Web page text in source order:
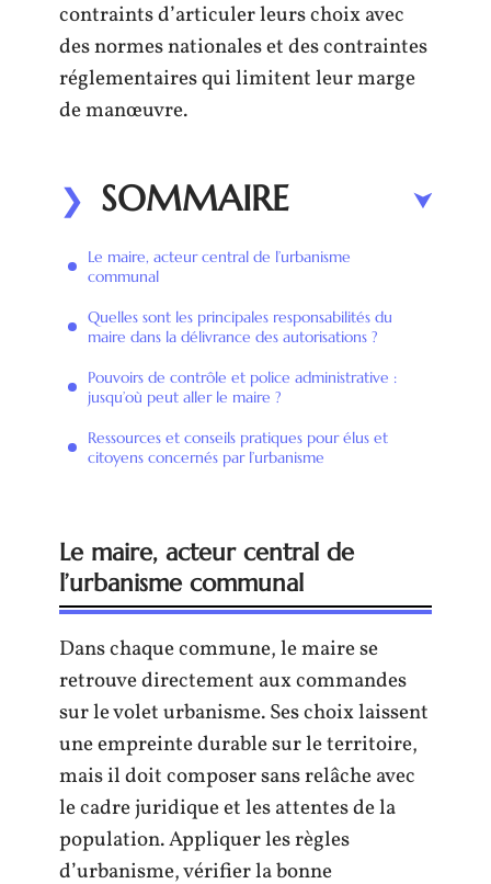
contraints d’articuler leurs choix avec
des normes nationales et des contraintes
réglementaires qui limitent leur marge
de manœuvre.
SOMMAIRE
Le maire, acteur central de l’urbanisme
communal
Quelles sont les principales responsabilités du
maire dans la délivrance des autorisations ?
Pouvoirs de contrôle et police administrative :
jusqu’où peut aller le maire ?
Ressources et conseils pratiques pour élus et
citoyens concernés par l’urbanisme
Le maire, acteur central de
l’urbanisme communal
Dans chaque commune, le maire se
retrouve directement aux commandes
sur le volet urbanisme. Ses choix laissent
une empreinte durable sur le territoire,
mais il doit composer sans relâche avec
le cadre juridique et les attentes de la
population. Appliquer les règles
d’urbanisme, vérifier la bonne